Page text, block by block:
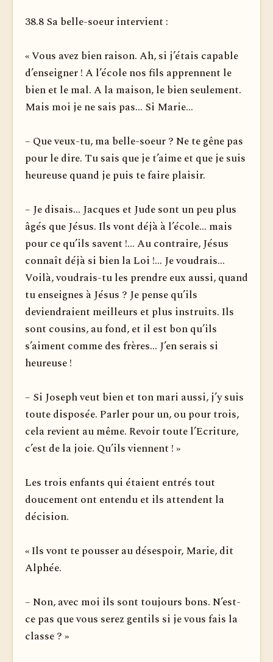
38.8 Sa belle-soeur intervient :
« Vous avez bien raison. Ah, si j’étais capable
d’enseigner ! A l’école nos fils apprennent le
bien et le mal. A la maison, le bien seulement.
Mais moi je ne sais pas... Si Marie...
– Que veux-tu, ma belle-soeur ? Ne te gêne pas
pour le dire. Tu sais que je t’aime et que je suis
heureuse quand je puis te faire plaisir.
– Je disais... Jacques et Jude sont un peu plus
âgés que Jésus. Ils vont déjà à l’école... mais
pour ce qu’ils savent !... Au contraire, Jésus
connaît déjà si bien la Loi !... Je voudrais...
Voilà, voudrais-tu les prendre eux aussi, quand
tu enseignes à Jésus ? Je pense qu’ils
deviendraient meilleurs et plus instruits. Ils
sont cousins, au fond, et il est bon qu’ils
s’aiment comme des frères... J’en serais si
heureuse !
– Si Joseph veut bien et ton mari aussi, j’y suis
toute disposée. Parler pour un, ou pour trois,
cela revient au même. Revoir toute l’Ecriture,
c’est de la joie. Qu’ils viennent ! »
Les trois enfants qui étaient entrés tout
doucement ont entendu et ils attendent la
décision.
« Ils vont te pousser au désespoir, Marie, dit
Alphée.
– Non, avec moi ils sont toujours bons. N’est-
ce pas que vous serez gentils si je vous fais la
classe ? »